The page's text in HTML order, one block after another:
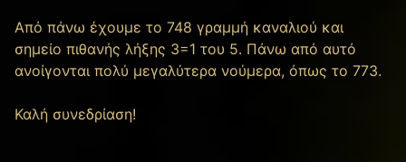
Από πάνω έχουμε το 748 γραμμή καναλιού και
σημείο πιθανής λήξης 3=1 του 5. Πάνω από αυτό
ανοίγονται πολύ μεγαλύτερα νούμερα, όπως το 773.
Καλή συνεδρίαση!